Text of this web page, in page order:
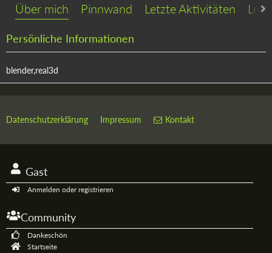
Über mich Pinnwand Letzte Aktivitäten
Persönliche Informationen
blender,real3d
Datenschutzerklärung Impressum Kontakt
Gast
Anmelden oder registrieren
Community
Dankeschön
Startseite